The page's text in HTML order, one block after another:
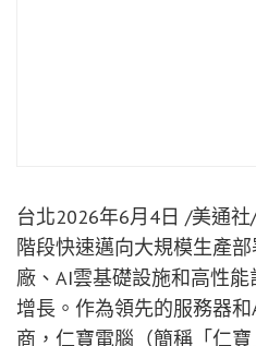
台北2026年6月4日 /美通
階段快速邁向大規模生產
廠、AI雲基礎設施和高性
增長。作為領先的服務器
商，仁寶電腦（簡稱「仁